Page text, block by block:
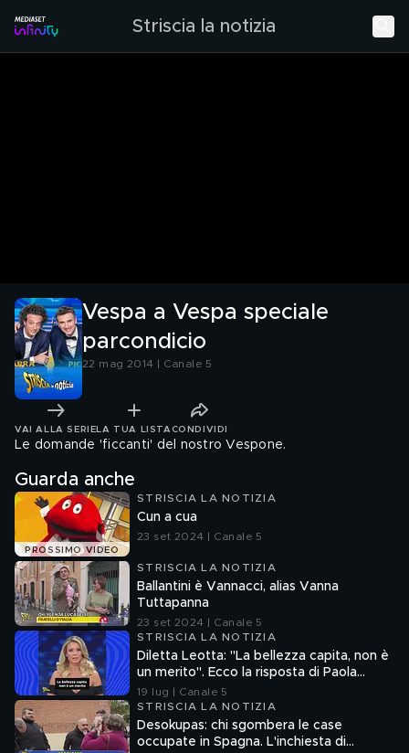
Striscia la notizia
Vespa a Vespa speciale
parcondicio
22 mag 2014 | Canale 5
VAI ALLA SERIE LA TUA LISTA CONDIVIDI
Le domande 'ficcanti' del nostro Vespone.
Guarda anche
PROSSIMO VIDEO
STRISCIA LA NOTIZIA
Cun a cua
23 set 2024 | Canale 5
STRISCIA LA NOTIZIA
Ballantini è Vannacci, alias Vanna
Tuttapanna
23 set 2024 | Canale 5
STRISCIA LA NOTIZIA
Diletta Leotta: "La bellezza capita, non è
un merito". Ecco la risposta di Paola
Ferrari
19 lug | Canale 5
STRISCIA LA NOTIZIA
Desokupas: chi sgombera le case
occupate in Spagna. L'inchiesta di